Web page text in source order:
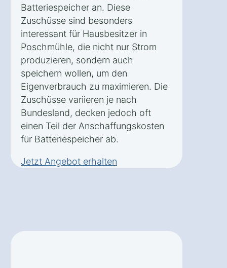
Batteriespeicher an. Diese
Zuschüsse sind besonders
interessant für Hausbesitzer in
Poschmühle, die nicht nur Strom
produzieren, sondern auch
speichern wollen, um den
Eigenverbrauch zu maximieren. Die
Zuschüsse variieren je nach
Bundesland, decken jedoch oft
einen Teil der Anschaffungskosten
für Batteriespeicher ab.
Jetzt Angebot erhalten